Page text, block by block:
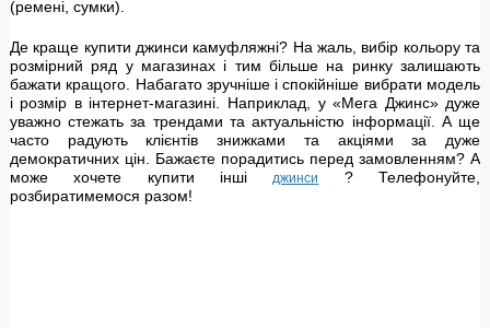
(ремені, сумки).
Де краще купити джинси камуфляжні? На жаль, вибір кольору та
розмірний ряд у магазинах і тим більше на ринку залишають
бажати кращого. Набагато зручніше і спокійніше вибрати модель
і розмір в інтернет-магазині. Наприклад, у «Мега Джинс» дуже
уважно стежать за трендами та актуальністю інформації. А ще
часто радують клієнтів знижками та акціями за дуже
демократичних цін. Бажаєте порадитись перед замовленням? А
може хочете купити інші джинси
? Телефонуйте,
розбиратимемося разом!